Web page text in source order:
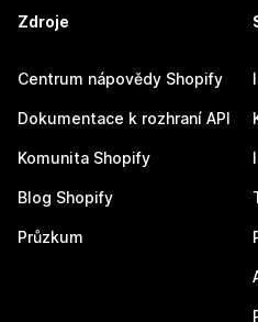
Zdroje
Centrum nápovědy Shopify
Dokumentace k rozhraní API
Komunita Shopify
Blog Shopify
Průzkum